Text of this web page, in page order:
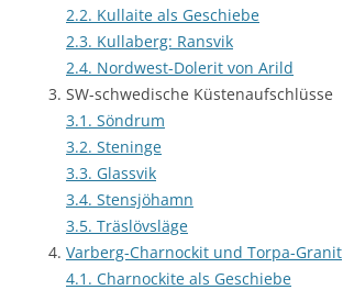
2.2. Kullaite als Geschiebe
2.3. Kullaberg: Ransvik
2.4. Nordwest-Dolerit von Arild
SW-schwedische Küstenaufschlüsse
3.1. Söndrum
3.2. Steninge
3.3. Glassvik
3.4. Stensjöhamn
3.5. Träslövsläge
Varberg-Charnockit und Torpa-Granit
4.1. Charnockite als Geschiebe